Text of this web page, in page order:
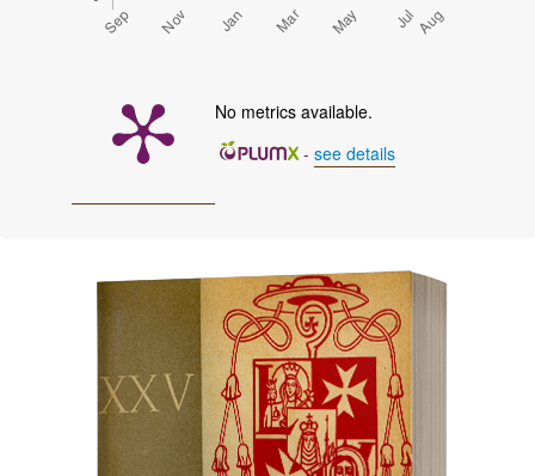
No metrics available.
- see details